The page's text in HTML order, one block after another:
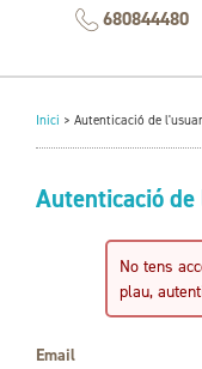
680844480
Inici > Autenticació de
Autenticació
No tens
plau,
Email